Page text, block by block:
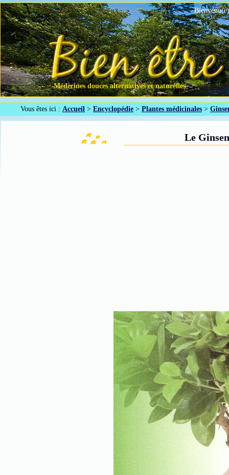
Médecines douces alternatives et naturelles
Vous êtes ici : Accueil > Encyclopédie > Plantes médicinales >
Le